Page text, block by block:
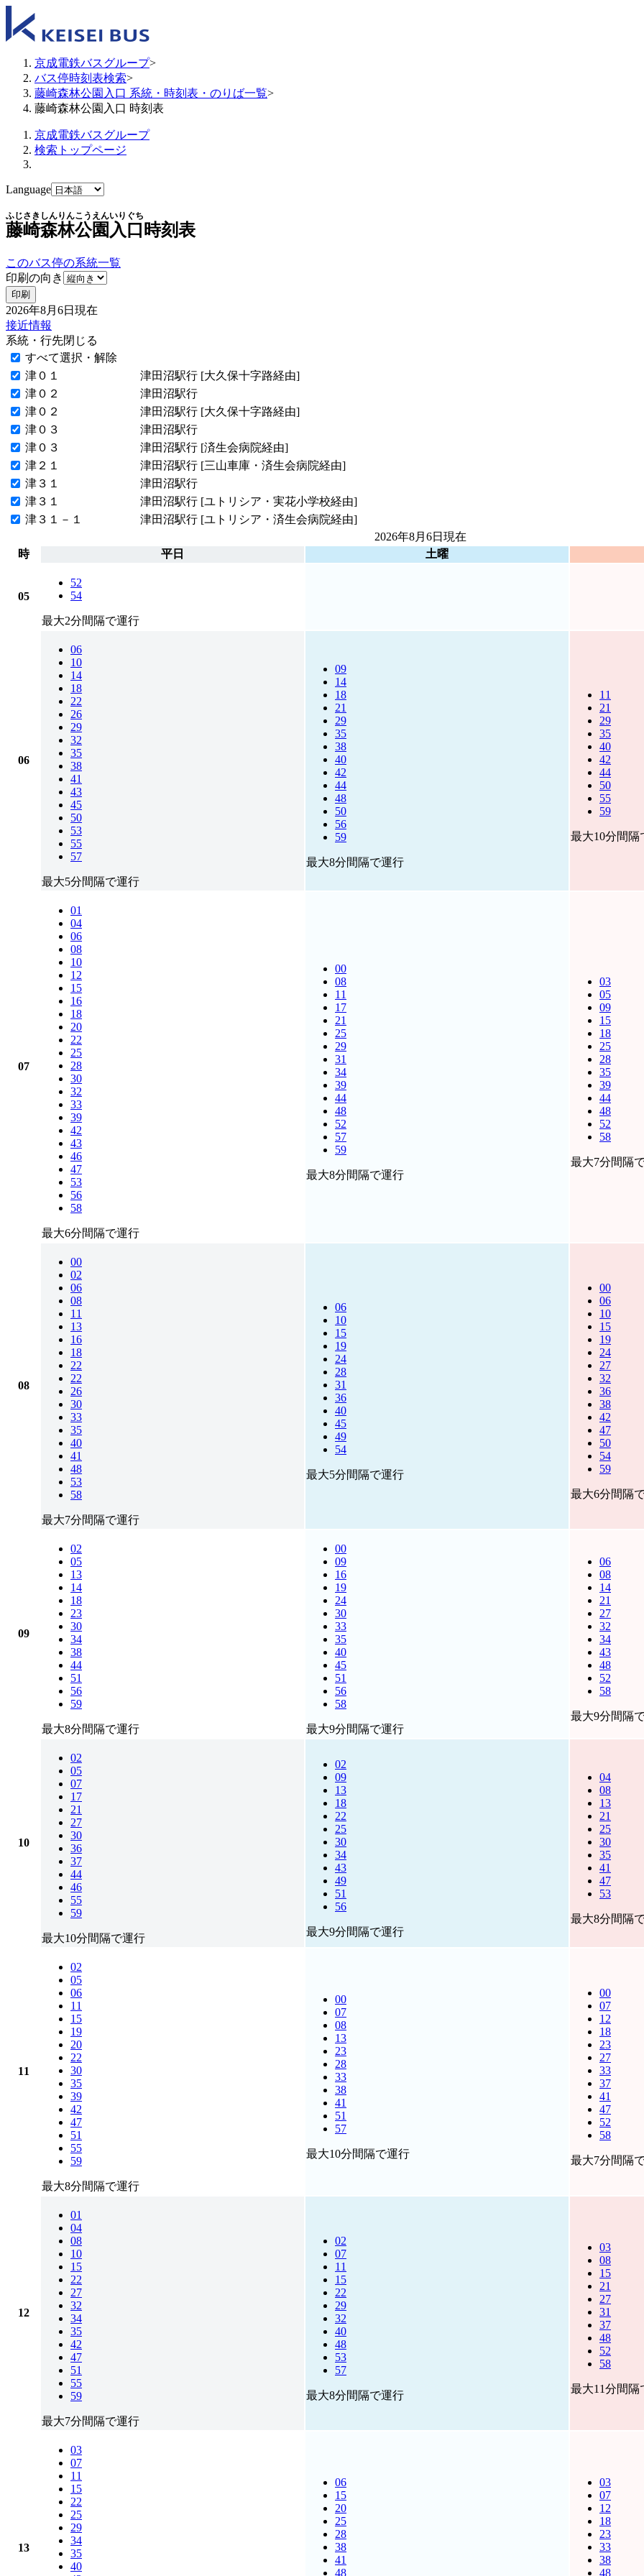
京成電鉄バスグループ>
バス停時刻表検索>
藤崎森林公園入口 系統・時刻表・のりば一覧>
藤崎森林公園入口 時刻表
京成電鉄バスグループ
検索トップページ
Language
藤崎森林公園入口
ふじさきしんりんこうえんいりぐち
時刻表
このバス停の系統一覧
印刷の向き
印刷
2026年8月6日 現在
接近情報
系統・行先閉じる
すべて選択・解除
津０１
津田沼駅行 [大久保十字路経由]
津０２
津田沼駅行
津０２
津田沼駅行 [大久保十字路経由]
津０３
津田沼駅行
津０３
津田沼駅行 [済生会病院経由]
津２１
津田沼駅行 [三山車庫・済生会病院経由]
津３１
津田沼駅行
津３１
津田沼駅行 [ユトリシア・実花小学校経由]
津３１－１
津田沼駅行 [ユトリシア・済生会病院経由]
2026年8月6日 現在
時
平日 土曜
05
52
54
最大2分間隔で運行
06
06
10
14
18
22
26
29
32
35
38
41
43
45
50
53
55
57
最大5分間隔で運行
09
14
18
21
29
35
38
40
42
44
48
50
56
59
最大8分間隔で運行
11
21
29
35
40
42
44
50
55
59
最大10分間隔
07
01
04
06
08
10
12
15
16
18
20
22
25
28
30
32
33
39
42
43
46
47
53
56
58
最大6分間隔で運行
00
08
11
17
21
25
29
31
34
39
44
48
52
57
59
最大8分間隔で運行
03
05
09
15
18
25
28
35
39
44
48
52
58
最大7分間隔
08
00
02
06
08
11
13
16
18
22
22
26
30
33
35
40
41
48
53
58
最大7分間隔で運行
06
10
15
19
24
28
31
36
40
45
49
54
最大5分間隔で運行
00
06
10
15
19
24
27
32
36
38
42
47
50
54
59
最大6分間隔
09
02
05
13
14
18
23
30
34
38
44
51
56
59
最大8分間隔で運行
00
09
16
19
24
30
33
35
40
45
51
56
58
最大9分間隔で運行
06
08
14
21
27
32
34
43
48
52
58
最大9分間隔
10
02
05
07
17
21
27
30
36
37
44
46
55
59
最大10分間隔で運行
02
09
13
18
22
25
30
34
43
49
51
56
最大9分間隔で運行
04
08
13
21
25
30
35
41
47
53
最大8分間隔
11
02
05
06
11
15
19
20
22
30
35
39
42
47
51
55
59
最大8分間隔で運行
00
07
08
13
23
28
33
38
41
51
57
最大10分間隔で運行
00
07
12
18
23
27
33
37
41
47
52
58
最大7分間隔
12
01
04
08
10
15
22
27
32
34
35
42
47
51
55
59
最大7分間隔で運行
02
07
11
15
22
29
32
40
48
53
57
最大8分間隔で運行
03
08
15
21
27
31
37
48
52
58
最大11分間隔
13
03
07
11
15
22
25
29
34
35
40
06
15
20
25
28
38
41
48
03
07
12
18
23
33
38
48